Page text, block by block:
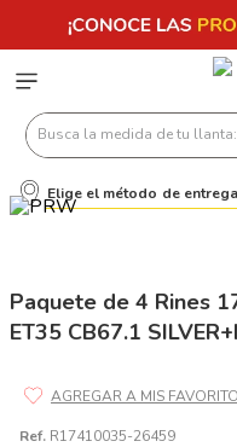
Busca la medida de tu
Elige el método de entrega
Paquete de 4 Rines
ET35 CB67.1
Ref. R17410035-26459